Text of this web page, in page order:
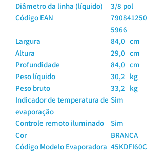
Diâmetro da linha (líquido)
3/8 pol
Código EAN
790841250
5966
Largura
84,0 cm
Altura
29,0 cm
Profundidade
84,0 cm
Peso líquido
30,2 kg
Peso bruto
33,2 kg
Indicador de temperatura de
evaporação
Sim
Controle remoto iluminado
Sim
Cor
BRANCA
Código Modelo Evaporadora 45KDFI60C